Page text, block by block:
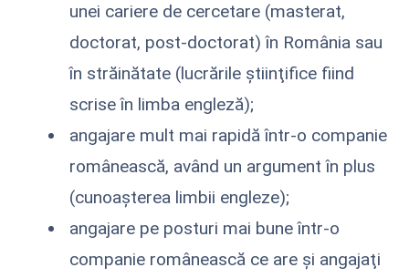
unei cariere de cercetare (masterat,
doctorat, post-doctorat) în România sau
în străinătate (lucrările ştiinţifice fiind
scrise în limba engleză);
angajare mult mai rapidă într-o companie
românească, având un argument în plus
(cunoaşterea limbii engleze);
angajare pe posturi mai bune într-o
companie românească ce are şi angajaţi